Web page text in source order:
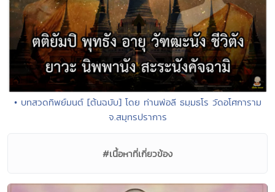
• บทสวดทิพย์มนต์ [ต้นฉบับ] โดย ท่านพ่อลี ธมฺมธโร วัดอโศการาม
จ.สมุทรปราการ
#เนื้อหาที่เกี่ยวข้อง